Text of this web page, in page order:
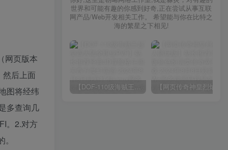
网页版本
后上面
图将经纬
多查询几
。2.对方
世界和可能有趣的你感到好奇,正在尝试从事互联
网产品/Web开发相关工作。 希望能与你在比特之
海的繁星之下相见!
【DOF-110级海贼王超变四大陆全职业PVF】站长推荐经典3D冒险格斗闯关西方魔幻端游-2024年8月8日最新打包Linux服务端源码视频架设教程-等级补丁-配套完整客户端！